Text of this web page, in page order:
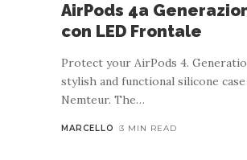
video Quanto è lungo il cavo? Il
AirPods 4a
con LED Frontale
Protect your AirPods 4.
stylish and functional silicone
Nemteur. The…
MARCELLO 3 MIN READ